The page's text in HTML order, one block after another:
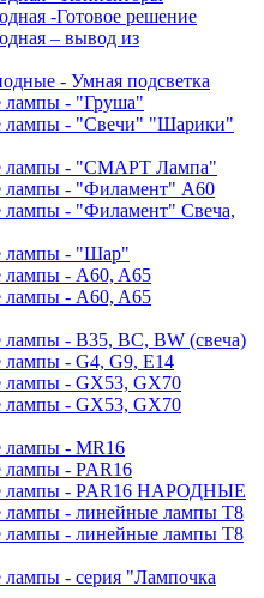
-Готовое решение
– вывод из
- Умная подсветка
лампы - "Груша"
лампы - "Свечи" "Шарики"
лампы - "СМАРТ Лампа"
лампы - "Филамент" A60
лампы - "Филамент" Свеча,
лампы - "Шар"
лампы - A60, A65
лампы - A60, A65
- B35, BC, BW (свеча)
лампы - G4, G9, Е14
лампы - GX53, GX70
лампы - GX53, GX70
лампы - MR16
лампы - PAR16
лампы - PAR16 НАРОДНЫЕ
лампы - линейные лампы T8
лампы - линейные лампы T8
- серия "Лампочка